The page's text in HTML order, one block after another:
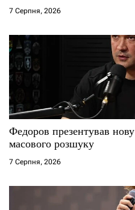
7 Серпня, 2026
Федоров презентував нову
масового розшуку
7 Серпня, 2026